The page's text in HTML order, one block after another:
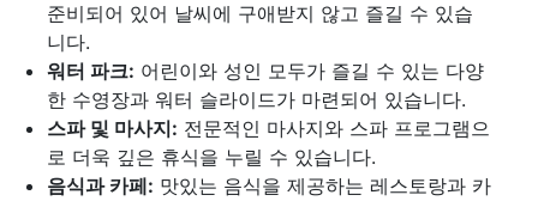
준비되어 있어 날씨에 구애받지 않고 즐길 수 있습
니다.
워터 파크: 어린이와 성인 모두가 즐길 수 있는 다양
한 수영장과 워터 슬라이드가 마련되어 있습니다.
스파 및 마사지: 전문적인 마사지와 스파 프로그램으
로 더욱 깊은 휴식을 누릴 수 있습니다.
음식과 카페: 맛있는 음식을 제공하는 레스토랑과 카